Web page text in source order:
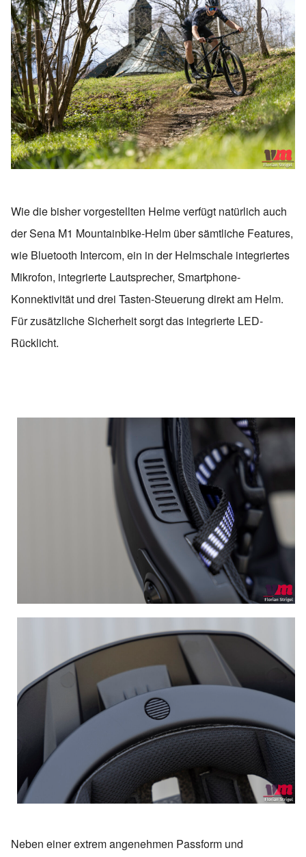
Wie die bisher vorgestellten Helme verfügt natürlich auch
der Sena M1 Mountainbike-Helm über sämtliche Features,
wie Bluetooth Intercom, ein in der Helmschale integriertes
Mikrofon, integrierte Lautsprecher, Smartphone-
Konnektivität und drei Tasten-Steuerung direkt am Helm.
Für zusätzliche Sicherheit sorgt das integrierte LED-
Rücklicht.
Neben einer extrem angenehmen Passform und